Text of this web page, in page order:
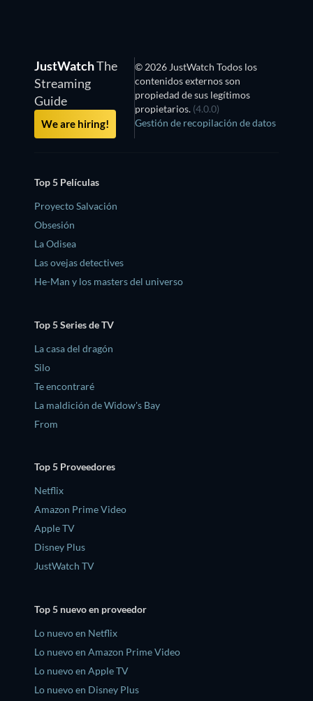
JustWatchThe
Streaming
Guide
We are hiring!
© 2026 JustWatch Todos los
contenidos externos son
propiedad de sus legítimos
propietarios. (4.0.0)
Gestión de recopilación de datos
Top 5 Películas
Proyecto Salvación
Obsesión
La Odisea
Las ovejas detectives
He-Man y los masters del universo
Top 5 Series de TV
La casa del dragón
Silo
Te encontraré
La maldición de Widow's Bay
From
Top 5 Proveedores
Netflix
Amazon Prime Video
Apple TV
Disney Plus
JustWatch TV
Top 5 nuevo en proveedor
Lo nuevo en Netflix
Lo nuevo en Amazon Prime Video
Lo nuevo en Apple TV
Lo nuevo en Disney Plus